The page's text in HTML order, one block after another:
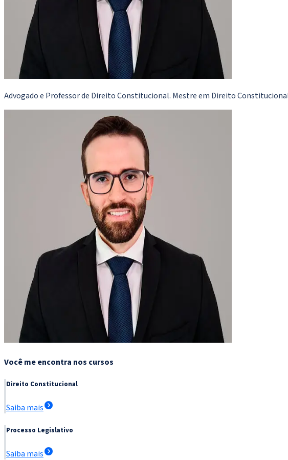
Advogado e Professor de Direito Constitucional. Mestre em Direito
Você me encontra nos cursos
Direito Constitucional
Saiba mais
Processo Legislativo
Saiba mais